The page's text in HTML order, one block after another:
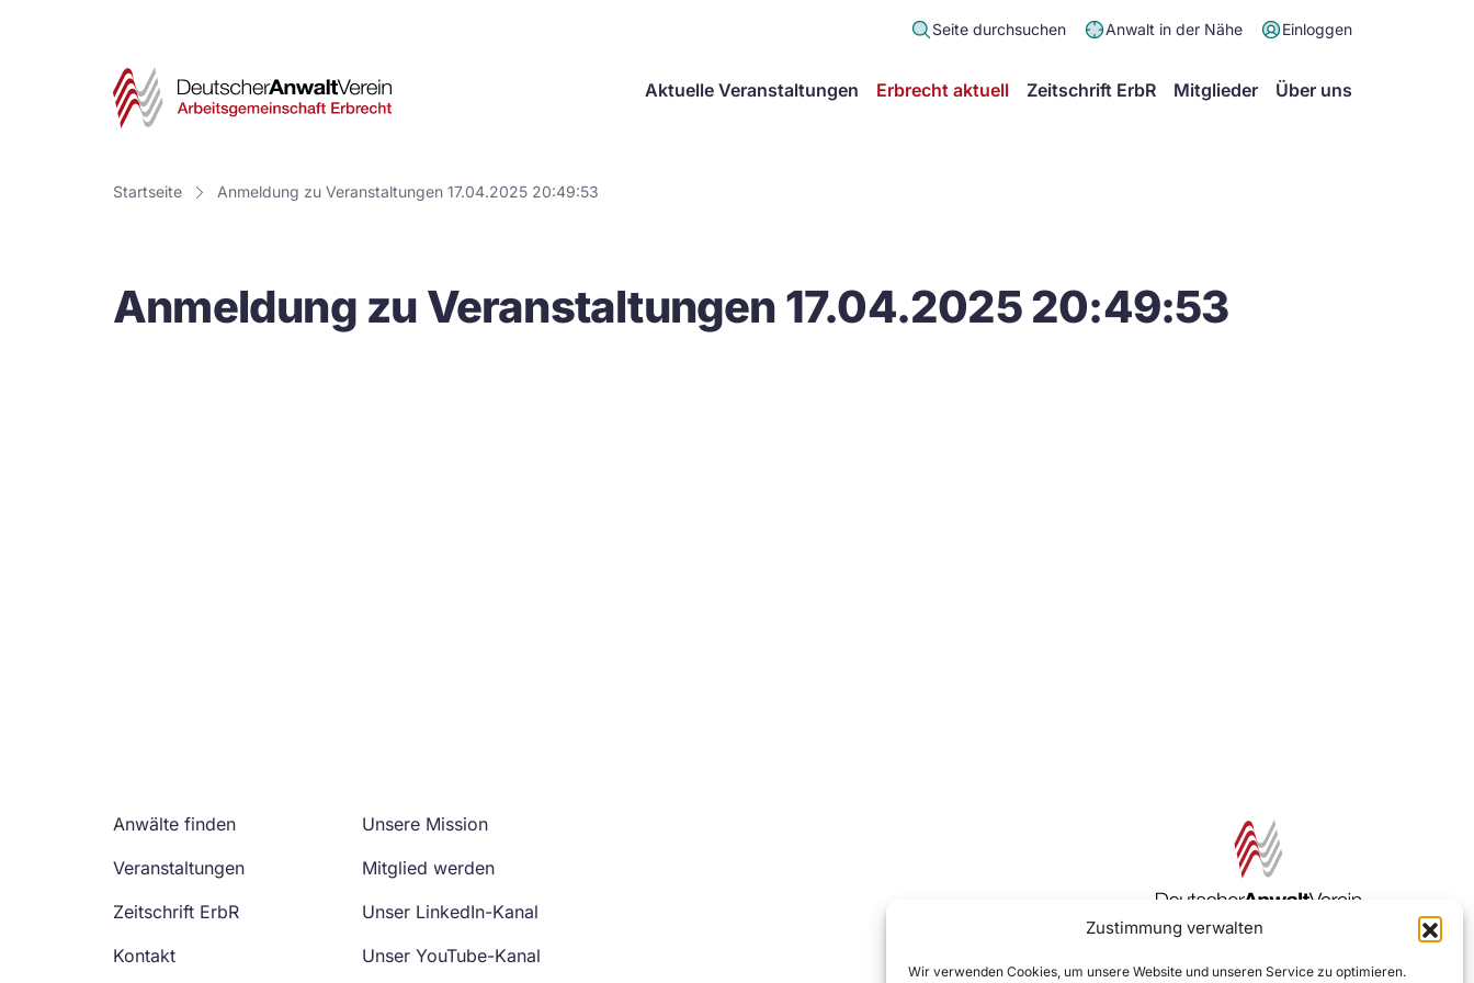
Zustimmung verwalten
Wir verwenden Cookies, um unsere Website und unseren Service zu optimieren.
Seite durchsuchen Anwalt in der Nähe Einloggen
Deutscher
Verein
Arbeitsgemeinschaft
Aktuelle Veranstaltungen Erbrecht aktuell Zeitschrift ErbR Mitglieder Über uns
Startseite Anmeldung zu Veranstaltungen 17.04.2025 20:49:53
Anmeldung zu Veranstaltungen 17.04.2025 20:49:53
Anwälte finden
Veranstaltungen
Zeitschrift ErbR
Kontakt
Unsere Mission
Mitglied werden
Unser LinkedIn-Kanal
Unser YouTube-Kanal
Zur DAV Webseite